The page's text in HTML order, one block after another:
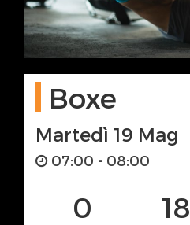
Boxe
Martedì 19 Mag
07:00 - 08:00
0 18